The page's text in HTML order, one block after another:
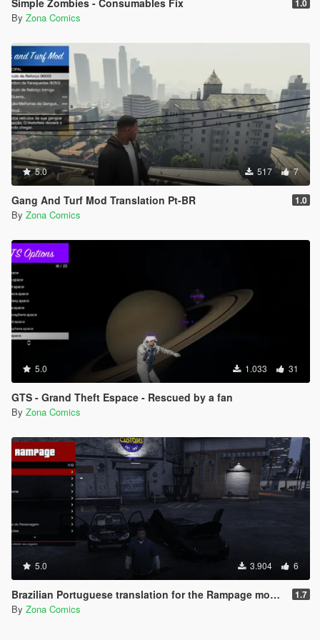
By Zona Comics
5.0 517 7
Gang And Turf Mod Translation Pt-BR 1.0
By Zona Comics
5.0 1.033 31
GTS - Grand Theft Espace - Rescued by a fan
By Zona Comics
5.0 3.904 6
Brazilian Portuguese translation for the Rampage mod (Legacy/Enhanced) 1.7
By Zona Comics